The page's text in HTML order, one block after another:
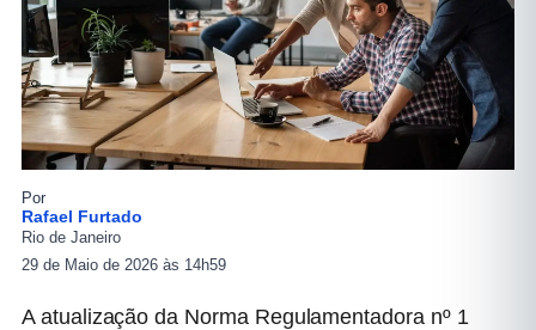
Por
Rafael Furtado
Rio de Janeiro
29 de Maio de 2026 às 14h59
A atualização da Norma Regulamentadora nº 1